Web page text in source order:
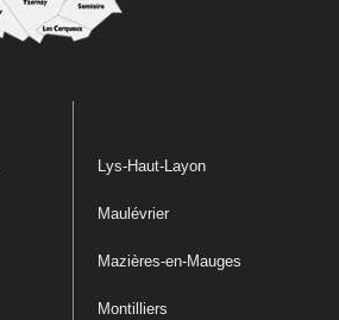
Lys-Haut-Layon
Maulévrier
Mazières-en-Mauges
Montilliers